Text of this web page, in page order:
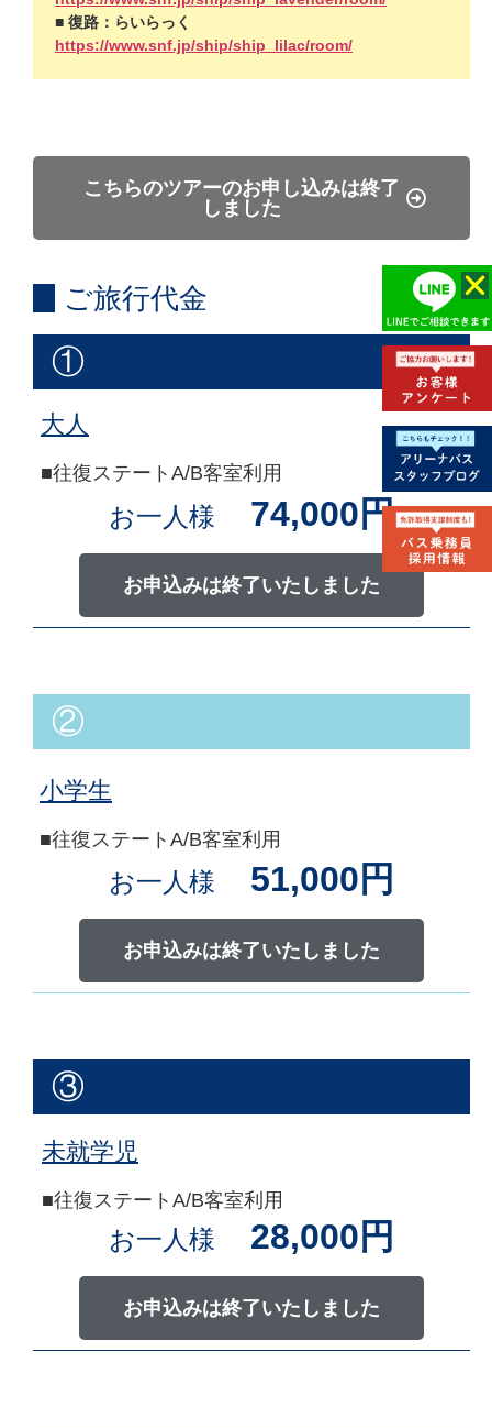
■ 復路：らいらっく
https://www.snf.jp/ship/ship_lilac/room/
こちらのツアーのお申し込みは終了
しました
ご旅行代金
①
大人
■往復ステートA/B客室利用
お一人様 74,000円
お申込みは終了いたしました
②
小学生
■往復ステートA/B客室利用
お一人様 51,000円
お申込みは終了いたしました
③
未就学児
■往復ステートA/B客室利用
お一人様 28,000円
お申込みは終了いたしました